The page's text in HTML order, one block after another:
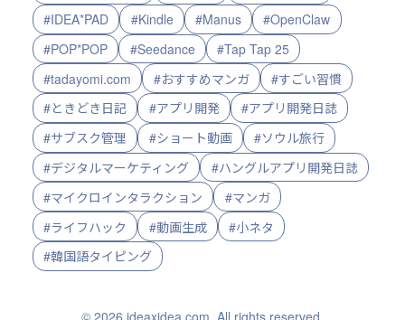
#IDEA*PAD
#Kindle #Manus
#OpenClaw
#POP*POP
#Seedance
#Tap Tap 25
#tadayomi.com
#おすすめマンガ
#すごい習慣
#ときどき日記
#アプリ開発
#アプリ開発日誌
#サブスク管理
#ショート動画
#ソウル旅行
#デジタルマーケティング
#ハングルアプリ開発日誌
#マイクロインタラクション
#マンガ
#ライフハック
#動画生成
#小ネタ
#韓国語タイピング
© 2026 ideaxidea.com. All rights reserved.